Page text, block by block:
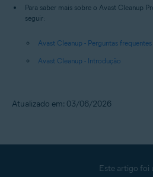
Para saber mais sobre o Avast Cleanup
seguir:
Avast Cleanup - Perguntas frequentes
Avast Cleanup - Introdução
Atualizado em: 03/06/2026
Este artigo foi